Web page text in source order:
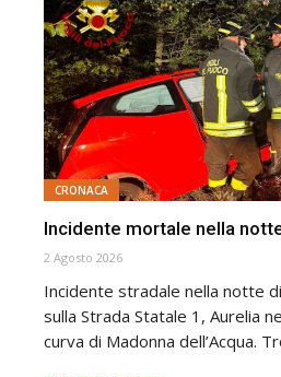
CRONACA
Incidente mortale nella
2 Agosto 2026
Incidente stradale nella notte
sulla Strada Statale 1, Aurelia
curva di Madonna dell’Acqua.